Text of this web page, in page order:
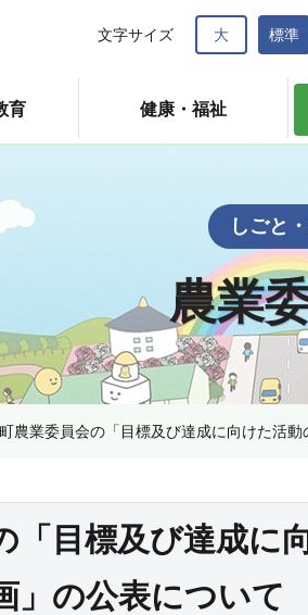
育 健康・福祉
文字サイズ 大 標準
しごと
農業
農業委員会の「目標及び達成に向けた活
「目標及び達成に
」の公表について